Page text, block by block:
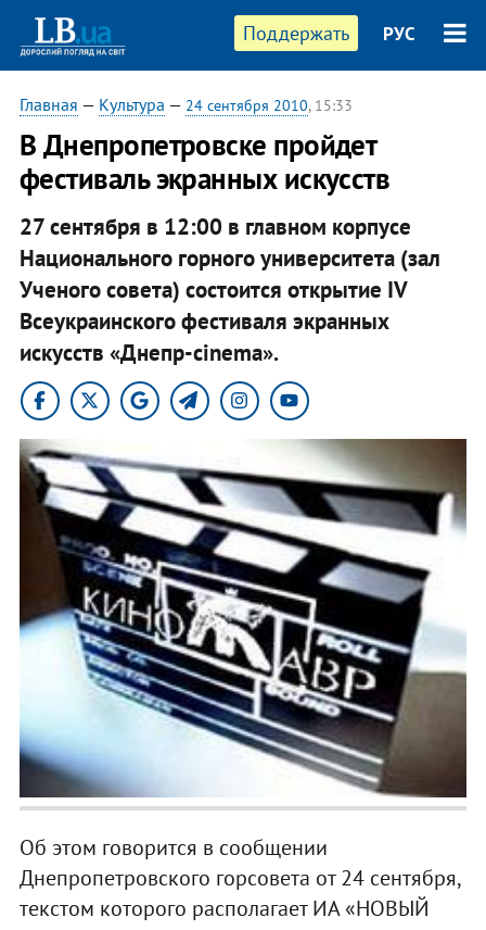
Поддержать РУС
Главная — Культура — 24 сентября 2010, 15:33
В Днепропетровске пройдет
фестиваль экранных искусств
27 сентября в 12:00 в главном корпусе
Национального горного университета (зал
Ученого совета) состоится открытие IV
Всеукраинского фестиваля экранных
искусств «Днепр-cinema».​
Об этом говорится в сообщении
Днепропетровского горсовета от 24 сентября,
текстом которого располагает ИА «НОВЫЙ